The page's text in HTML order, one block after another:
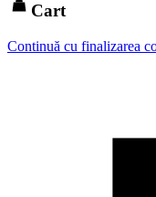
Cart
Continuă cu finalizarea